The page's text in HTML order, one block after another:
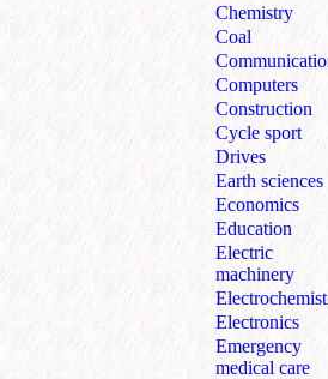
Chemistry
Coal
Computers
Construction
Cycle sport
Drives
Earth sciences
Economics
Education
Electric
machinery
Electronics
Emergency
medical care